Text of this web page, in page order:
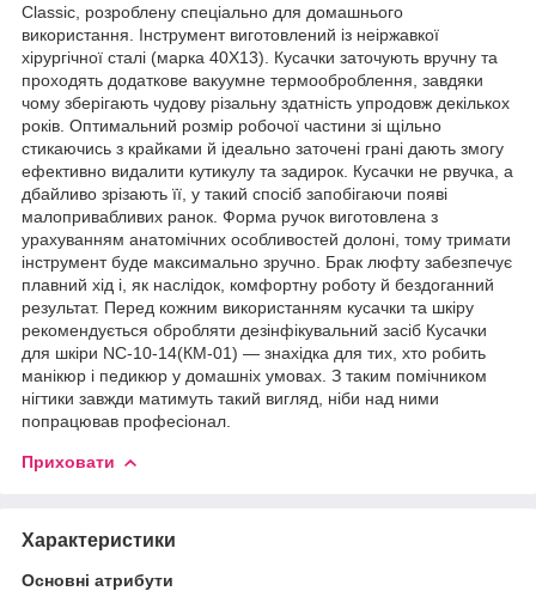
Classic, розроблену спеціально для домашнього
використання. Інструмент виготовлений із неіржавкої
хірургічної сталі (марка 40Х13). Кусачки заточують вручну та
проходять додаткове вакуумне термооброблення, завдяки
чому зберігають чудову різальну здатність упродовж декількох
років. Оптимальний розмір робочої частини зі щільно
стикаючись з крайками й ідеально заточені грані дають змогу
ефективно видалити кутикулу та задирок. Кусачки не рвучка, а
дбайливо зрізають її, у такий спосіб запобігаючи появі
малопривабливих ранок. Форма ручок виготовлена з
урахуванням анатомічних особливостей долоні, тому тримати
інструмент буде максимально зручно. Брак люфту забезпечує
плавний хід і, як наслідок, комфортну роботу й бездоганний
результат. Перед кожним використанням кусачки та шкіру
рекомендується обробляти дезінфікувальний засіб Кусачки
для шкіри NC-10-14(КМ-01) — знахідка для тих, хто робить
манікюр і педикюр у домашніх умовах. З таким помічником
нігтики завжди матимуть такий вигляд, ніби над ними
попрацював професіонал.
Приховати
Характеристики
Основні атрибути